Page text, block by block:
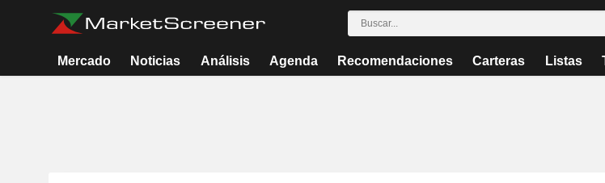
Mercado Noticias Análisis Agenda Recomendaciones Carteras Listas